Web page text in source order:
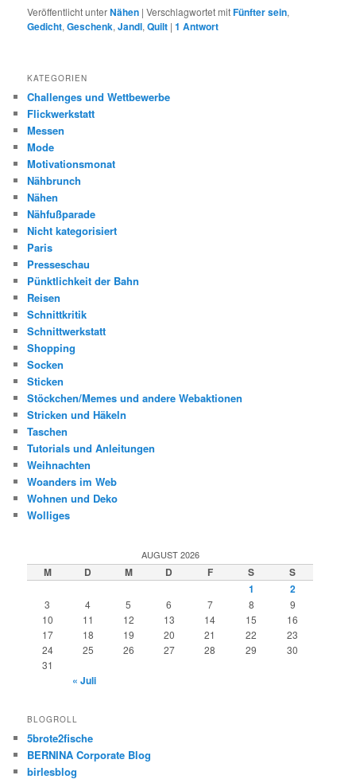
Veröffentlicht unterNähen |Verschlagwortet mitFünfter sein,
Gedicht,Geschenk,Jandl,Quilt |1 Antwort
KATEGORIEN
Challenges und Wettbewerbe
Flickwerkstatt
Messen
Mode
Motivationsmonat
Nähbrunch
Nähen
Nähfußparade
Nicht kategorisiert
Paris
Presseschau
Pünktlichkeit der Bahn
Reisen
Schnittkritik
Schnittwerkstatt
Shopping
Socken
Sticken
Stöckchen/Memes und andere Webaktionen
Stricken und Häkeln
Taschen
Tutorials und Anleitungen
Weihnachten
Woanders im Web
Wohnen und Deko
Wolliges
AUGUST 2026
M D M D F S
S
1
2
3 4 5 6 7 8
9
10
11 12 13 14 15
16
17
18 19 20 21 22
23
24
25 26 27 28 29
30
31
« Juli
BLOGROLL
5brote2fische
BERNINA Corporate Blog
birlesblog